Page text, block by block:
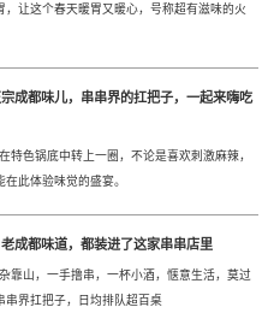
让这个春天暖胃又暖心，号称超有滋味的火
成都味儿，串串界的扛把子，一起来嗨吃
特色锅底中转上一圈，不论是喜欢刺激麻辣，
此体验味觉的盛宴。
成都味道，都装进了这家串串店里
靠山，一手撸串，一杯小酒，惬意生活，莫过
串界扛把子，日均排队超百桌